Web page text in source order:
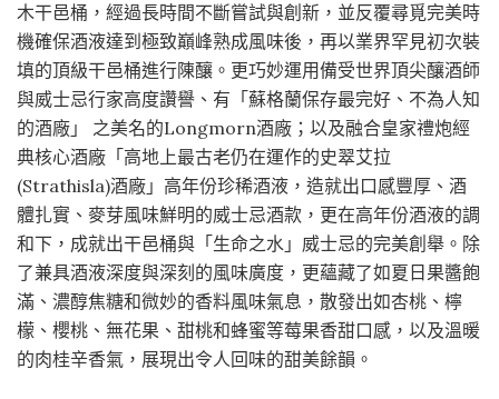
木干邑桶，經過長時間不斷嘗試與創新，並反覆尋覓完美時
機確保酒液達到極致巔峰熟成風味後，再以業界罕見初次裝
填的頂級干邑桶進行陳釀。更巧妙運用備受世界頂尖釀酒師
與威士忌行家高度讚譽、有「蘇格蘭保存最完好、不為人知
的酒廠」 之美名的Longmorn酒廠；以及融合皇家禮炮經
典核心酒廠「高地上最古老仍在運作的史翠艾拉
(Strathisla)酒廠」高年份珍稀酒液，造就出口感豐厚、酒
體扎實、麥芽風味鮮明的威士忌酒款，更在高年份酒液的調
和下，成就出干邑桶與「生命之水」威士忌的完美創舉。除
了兼具酒液深度與深刻的風味廣度，更蘊藏了如夏日果醬飽
滿、濃醇焦糖和微妙的香料風味氣息，散發出如杏桃、檸
檬、櫻桃、無花果、甜桃和蜂蜜等莓果香甜口感，以及溫暖
的肉桂辛香氣，展現出令人回味的甜美餘韻。